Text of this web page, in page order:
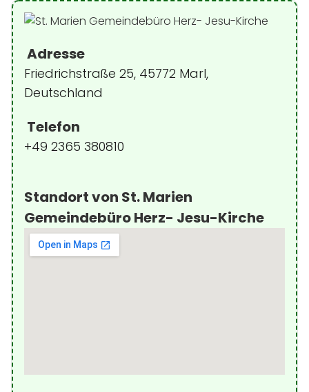
Adresse
Friedrichstraße 25, 45772 Marl,
Deutschland
Telefon
+49 2365 380810
Standort von St. Marien
Gemeindebüro Herz- Jesu-Kirche